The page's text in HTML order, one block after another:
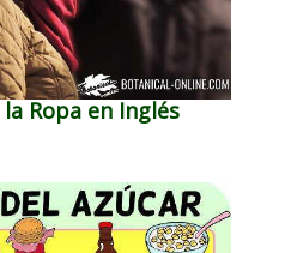
Ropa en Inglés